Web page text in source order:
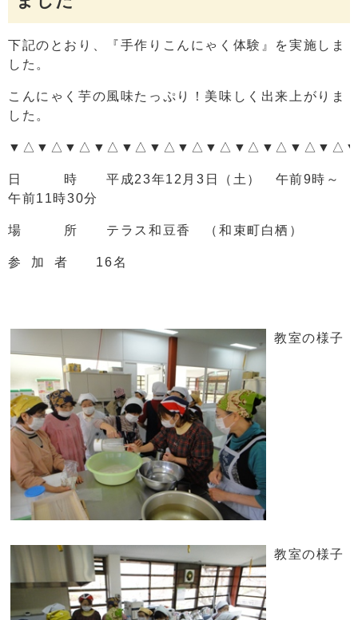
下記のとおり、『手作りこんにゃく体験』を実施しま
した。
こんにゃく芋の風味たっぷり！美味しく出来上がりま
した。
日 時 平成23年12月3日（土） 午前9時～
午前11時30分
場 所 テラス和豆香 （和束町白栖）
参 加 者 16名
教室の様子
教室の様子